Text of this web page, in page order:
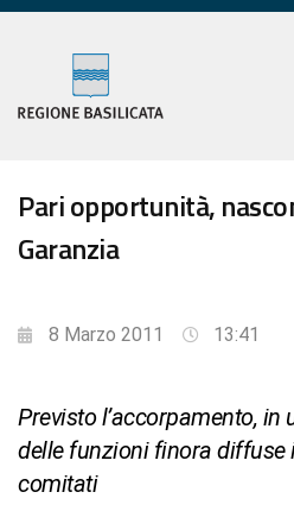
Pari opportunità,
Garanzia
8 Marzo 2011 13:41
Previsto l’accorpamento, in
delle funzioni finora diffuse
comitati